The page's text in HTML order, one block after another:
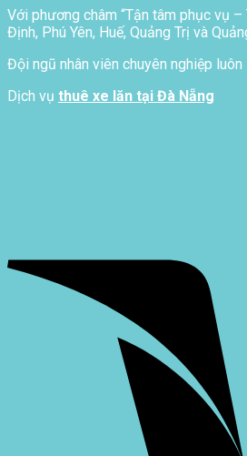
Với phương châm “Tận tâm phục vụ
Định, Phú Yên, Huế, Quảng Trị và
Đội ngũ nhân viên chuyên nghiệp
Dịch vụ thuê xe lăn tại Đà Nẵng